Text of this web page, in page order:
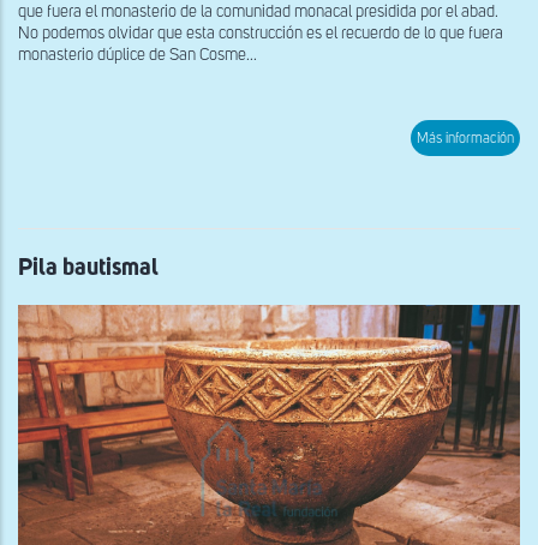
que fuera el monasterio de la comunidad monacal presidida por el abad.
No podemos olvidar que esta construcción es el recuerdo de lo que fuera
monasterio dúplice de San Cosme...
Más información
Pila bautismal